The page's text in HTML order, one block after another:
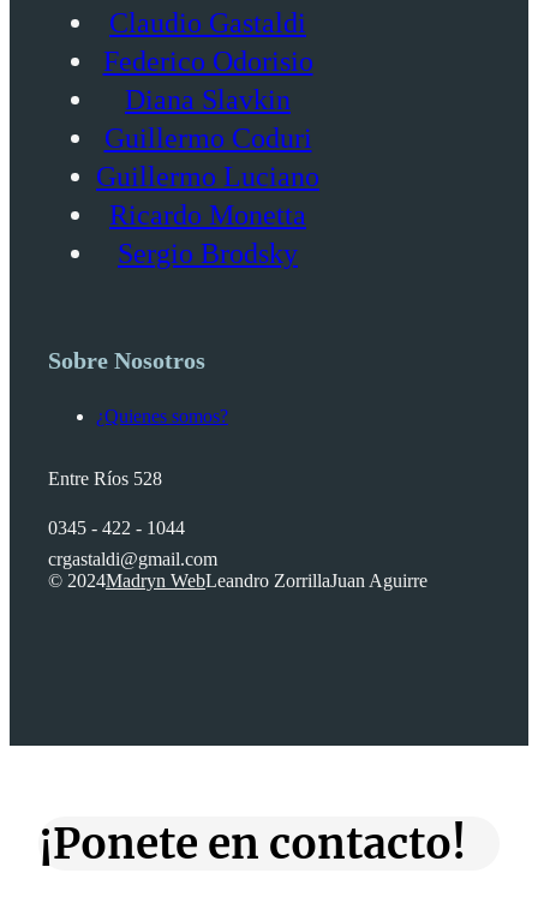
Claudio Gastaldi
Federico Odorisio
Diana Slavkin
Guillermo Coduri
Guillermo Luciano
Ricardo Monetta
Sergio Brodsky
Sobre Nosotros
¿Quienes somos?
Entre Ríos 528
0345 - 422 - 1044
crgastaldi@gmail.com
© 2024Madryn WebLeandro ZorrillaJuan Aguirre
¡Ponete en contacto!